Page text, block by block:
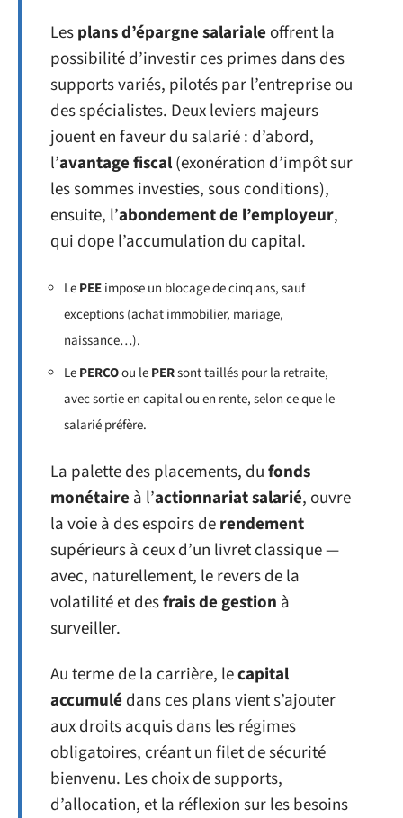
Lesplans d’épargne salariale offrent la
possibilité d’investir ces primes dans des
supports variés, pilotés par l’entreprise ou
des spécialistes. Deux leviers majeurs
jouent en faveur du salarié : d’abord,
l’avantage fiscal(exonération d’impôt sur
les sommes investies, sous conditions),
ensuite, l’abondement de l’employeur,
qui dope l’accumulation du capital.
LePEEimpose un blocage de cinq ans, sauf
exceptions (achat immobilier, mariage,
naissance…).
LePERCOou lePERsont taillés pour la retraite,
avec sortie en capital ou en rente, selon ce que le
salarié préfère.
La palette des placements, dufonds
monétaire à l’actionnariat salarié, ouvre
la voie à des espoirs derendement
supérieurs à ceux d’un livret classique —
avec, naturellement, le revers de la
volatilité et desfrais de gestion à
surveiller.
Au terme de la carrière, lecapital
accumulé dans ces plans vient s’ajouter
aux droits acquis dans les régimes
obligatoires, créant un filet de sécurité
bienvenu. Les choix de supports,
d’allocation, et la réflexion sur les besoins